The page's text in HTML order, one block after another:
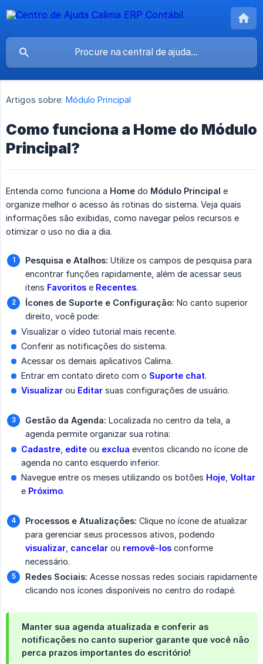
Artigos sobre: Módulo Principal
Como funciona a Home do Módulo
Principal?
Entenda como funciona a Home do Módulo Principal e
organize melhor o acesso às rotinas do sistema. Veja quais
informações são exibidas, como navegar pelos recursos e
otimizar o uso no dia a dia.
Pesquisa e Atalhos: Utilize os campos de pesquisa para
encontrar funções rapidamente, além de acessar seus
itens Favoritos e Recentes.
Ícones de Suporte e Configuração: No canto superior
direito, você pode:
Visualizar o vídeo tutorial mais recente.
Conferir as notificações do sistema.
Acessar os demais aplicativos Calima.
Entrar em contato direto com o Suporte chat.
Visualizar ou Editar suas configurações de usuário.
Gestão da Agenda: Localizada no centro da tela, a
agenda permite organizar sua rotina:
Cadastre edite ou exclua eventos clicando no ícone de
agenda no canto esquerdo inferior.
Navegue entre os meses utilizando os botões Hoje Voltar
e Próximo.
Processos e Atualizações: Clique no ícone de atualizar
para gerenciar seus processos ativos, podendo
visualizar cancelar ou removê-los conforme
necessário.
Redes Sociais: Acesse nossas redes sociais rapidamente
clicando nos ícones disponíveis no centro do rodapé.
Manter sua agenda atualizada e conferir as
notificações no canto superior garante que você não
perca prazos importantes do escritório!